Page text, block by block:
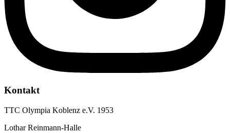
Kontakt
TTC Olympia Koblenz e.V. 1953
Lothar Reinmann-Halle